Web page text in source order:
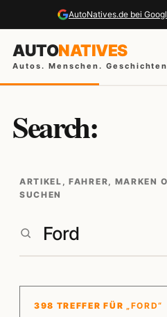
AutoNatives.de bei
AUTONATIVES
Autos. Menschen.
Search:
ARTIKEL, FAHRER, MARKEN
SUCHEN
398 TREFFER FÜR „FORD“